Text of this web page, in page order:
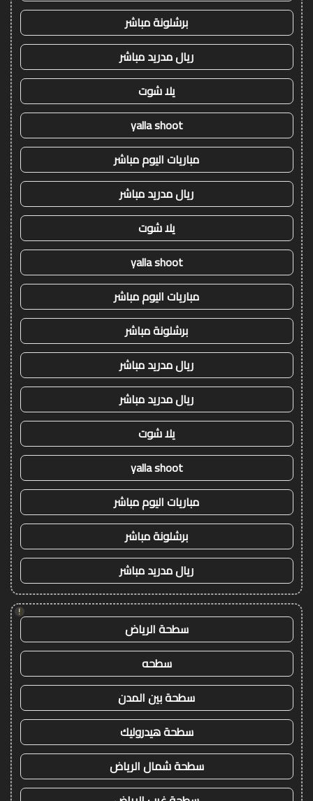
برشلونة مباشر
ريال مدريد مباشر
يلا شوت
yalla shoot
مباريات اليوم مباشر
ريال مدريد مباشر
يلا شوت
yalla shoot
مباريات اليوم مباشر
برشلونة مباشر
ريال مدريد مباشر
ريال مدريد مباشر
يلا شوت
yalla shoot
مباريات اليوم مباشر
برشلونة مباشر
ريال مدريد مباشر
!
سطحة الرياض
سطحه
سطحة بين المدن
سطحة هيدروليك
سطحة شمال الرياض